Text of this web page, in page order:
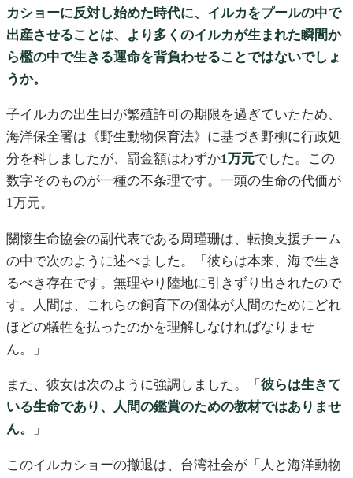
カショーに反対し始めた時代に、イルカをプールの中で
出産させることは、より多くのイルカが生まれた瞬間か
ら檻の中で生きる運命を背負わせることではないでしょ
うか。
子イルカの出生日が繁殖許可の期限を過ぎていたため、
海洋保全署は《野生動物保育法》に基づき野柳に行政処
分を科しましたが、罰金額はわずか1万元でした。この
数字そのものが一種の不条理です。一頭の生命の代価が
1万元。
關懷生命協会の副代表である周瑾珊は、転換支援チーム
の中で次のように述べました。「彼らは本来、海で生き
るべき存在です。無理やり陸地に引きずり出されたので
す。人間は、これらの飼育下の個体が人間のためにどれ
ほどの犠牲を払ったのかを理解しなければなりませ
ん。」
また、彼女は次のように強調しました。「 彼らは生きて
いる生命であり、人間の鑑賞のための教材ではありませ
ん。
」
このイルカショーの撤退は、台湾社会が「人と海洋動物